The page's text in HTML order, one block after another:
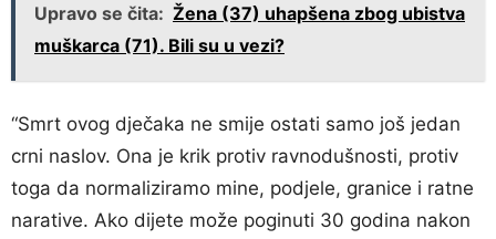
Upravo se čita: Žena (37) uhapšena zbog ubistva
muškarca (71). Bili su u vezi?
“Smrt ovog dječaka ne smije ostati samo još jedan
crni naslov. Ona je krik protiv ravnodušnosti, protiv
toga da normaliziramo mine, podjele, granice i ratne
narative. Ako dijete može poginuti 30 godina nakon